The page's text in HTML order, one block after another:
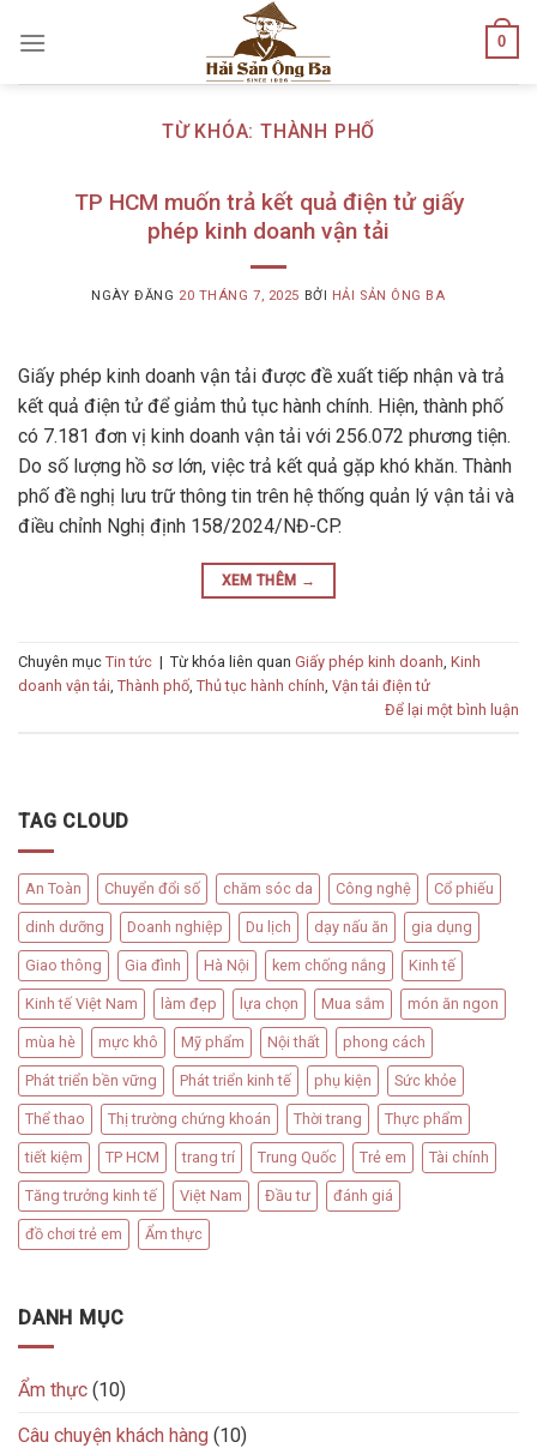
0
TỪ KHÓA: THÀNH PHỐ
TP HCM muốn trả kết quả điện tử giấy
phép kinh doanh vận tải
NGÀY ĐĂNG 20 THÁNG 7, 2025 BỞI HẢI SẢN ÔNG BA
Giấy phép kinh doanh vận tải được đề xuất tiếp nhận và trả
kết quả điện tử để giảm thủ tục hành chính. Hiện, thành phố
có 7.181 đơn vị kinh doanh vận tải với 256.072 phương tiện.
Do số lượng hồ sơ lớn, việc trả kết quả gặp khó khăn. Thành
phố đề nghị lưu trữ thông tin trên hệ thống quản lý vận tải và
điều chỉnh Nghị định 158/2024/NĐ-CP.
XEM THÊM →
Chuyên mục Tin tức | Từ khóa liên quan Giấy phép kinh doanh, Kinh
doanh vận tải, Thành phố, Thủ tục hành chính, Vận tải điện tử
Để lại một bình luận
TAG CLOUD
An Toàn Chuyển đổi số chăm sóc da Công nghệ Cổ phiếu
dinh dưỡng Doanh nghiệp Du lịch dạy nấu ăn gia dụng
Giao thông Gia đình Hà Nội kem chống nắng Kinh tế
Kinh tế Việt Nam làm đẹp lựa chọn Mua sắm món ăn ngon
mùa hè mực khô Mỹ phẩm Nội thất phong cách
Phát triển bền vững Phát triển kinh tế phụ kiện Sức khỏe
Thể thao Thị trường chứng khoán Thời trang Thực phẩm
tiết kiệm TP HCM trang trí Trung Quốc Trẻ em Tài chính
Tăng trưởng kinh tế Việt Nam Đầu tư đánh giá
đồ chơi trẻ em Ẩm thực
DANH MỤC
Ẩm thực (10)
Câu chuyện khách hàng (10)